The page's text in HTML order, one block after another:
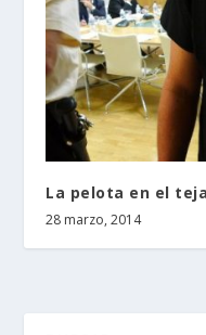
La pelota en el
28 marzo, 2014